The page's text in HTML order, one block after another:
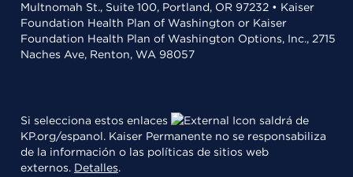
Multnomah St., Suite 100, Portland, OR 97232 • Kaiser
Foundation Health Plan of Washington or Kaiser
Foundation Health Plan of Washington Options, Inc., 2715
Naches Ave, Renton, WA 98057
Si selecciona estos enlaces
saldrá de
KP.org/espanol. Kaiser Permanente no se responsabiliza
de la información o las políticas de sitios web
externos. Detalles.